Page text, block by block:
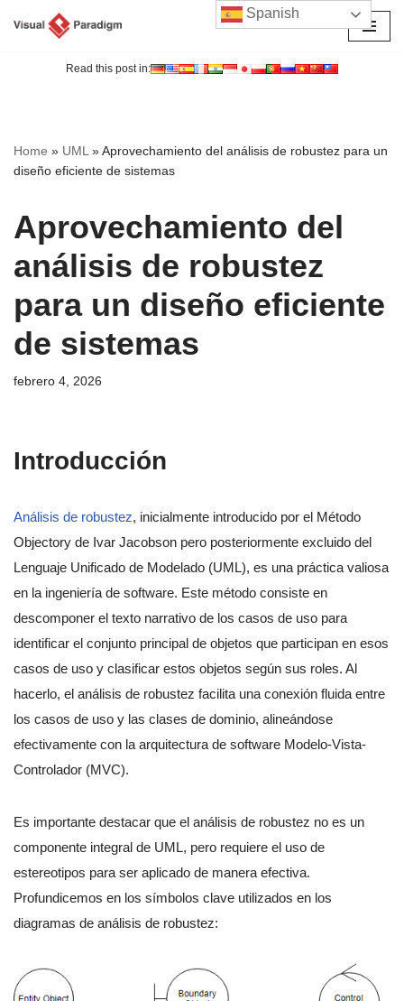
Read this post in:
Home » UML»Aprovechamiento del análisis de robustez para un
diseño eficiente de sistemas
Aprovechamiento del
análisis de robustez
para un diseño eficiente
de sistemas
febrero 4, 2026
Introducción
Análisis de robustez, inicialmente introducido por el Método
Objectory de Ivar Jacobson pero posteriormente excluido del
Lenguaje Unificado de Modelado (UML), es una práctica valiosa
en la ingeniería de software. Este método consiste en
descomponer el texto narrativo de los casos de uso para
identificar el conjunto principal de objetos que participan en esos
casos de uso y clasificar estos objetos según sus roles. Al
hacerlo, el análisis de robustez facilita una conexión fluida entre
los casos de uso y las clases de dominio, alineándose
efectivamente con la arquitectura de software Modelo-Vista-
Controlador (MVC).
Es importante destacar que el análisis de robustez no es un
componente integral de UML, pero requiere el uso de
estereotipos para ser aplicado de manera efectiva.
Profundicemos en los símbolos clave utilizados en los
diagramas de análisis de robustez:
Spanish